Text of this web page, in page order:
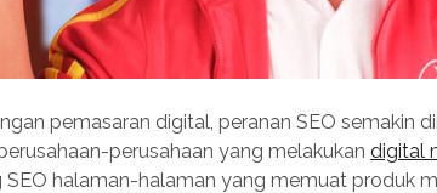
pemasaran digital, peranan SEO semakin
perusahaan yang melakukandigital
SEO halaman-halaman yang memuat produk